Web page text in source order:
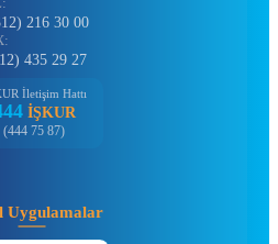
216 30 00
435 29 27
İletişim Hattı
İŞKUR
(444 75 87)
Uygulamalar